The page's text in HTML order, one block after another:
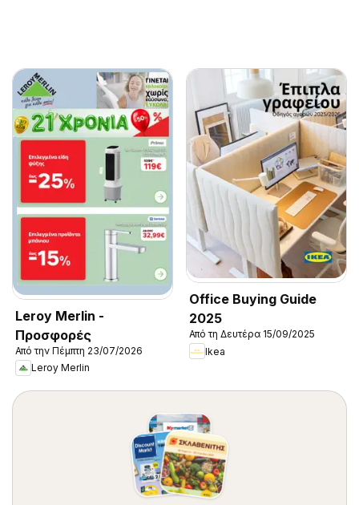
Leroy Merlin -
Προσφορές
Από την Πέμπτη 23/07/2026
Leroy Merlin
Office Buying Guide
2025
Από τη Δευτέρα 15/09/2025
Ikea